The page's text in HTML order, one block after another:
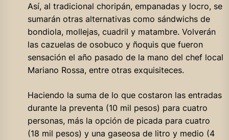
Así, al tradicional choripán, empanadas y locro, se
sumarán otras alternativas como sándwichs de
bondiola, mollejas, cuadril y matambre. Volverán
las cazuelas de osobuco y ñoquis que fueron
sensación el año pasado de la mano del chef local
Mariano Rossa, entre otras exquisiteces.
Haciendo la suma de lo que costaron las entradas
durante la preventa (10 mil pesos) para cuatro
personas, más la opción de picada para cuatro
(18 mil pesos) y una gaseosa de litro y medio (4